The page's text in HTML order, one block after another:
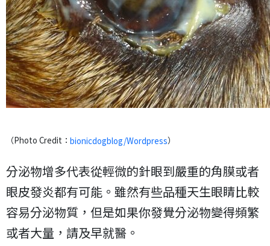
（Photo Credit： bionicdogblog/Wordpress）
分泌物增多代表從輕微的針眼到嚴重的角膜或者
眼皮發炎都有可能。雖然有些品種天生眼睛比較
容易分泌物質，但是如果你發覺分泌物變得頻繁
或者大量，請及早就醫。